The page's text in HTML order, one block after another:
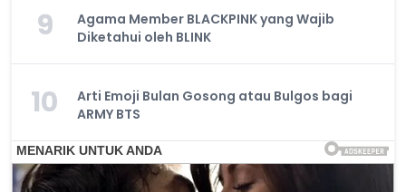
9
Agama Member BLACKPINK yang Wajib
Diketahui oleh BLINK
10
Arti Emoji Bulan Gosong atau Bulgos bagi
ARMY BTS